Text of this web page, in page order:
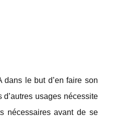
le but d’en faire son
usages nécessite
nécessaires avant de se